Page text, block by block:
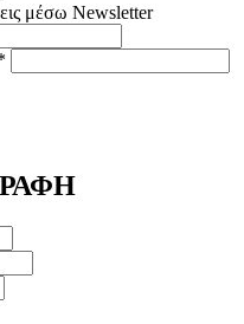
μέσω Newsletter